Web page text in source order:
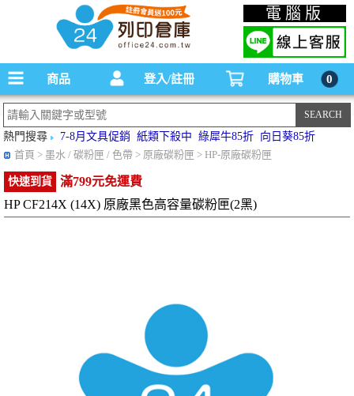
碳粉匣，墨水匣,原廠碳粉匣，副廠碳粉匣，環保碳粉匣,連續供墨印表機-office24列印
倉庫線上購物手機版
電腦版
商品 登入/註冊 購物車 0
熱門搜尋 7-8月文具促銷 紙類下殺中 綠犀牛85折 向日葵85折
首頁 > 墨水 / 碳粉匣 / 色帶 > 原廠碳粉匣 > HP-原廠碳粉匣
快速到貨
滿799元免運費
HP CF214X (14X) 原廠黑色高容量碳粉匣(2黑)